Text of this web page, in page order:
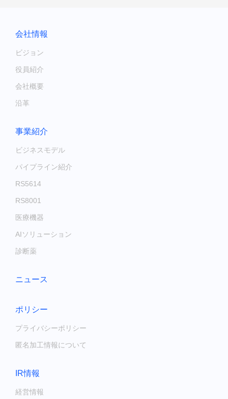
会社情報
ビジョン
役員紹介
会社概要
沿革
事業紹介
ビジネスモデル
パイプライン紹介
RS5614
RS8001
医療機器
AIソリューション
診断薬
ニュース
ポリシー
プライバシーポリシー
匿名加工情報について
IR情報
経営情報